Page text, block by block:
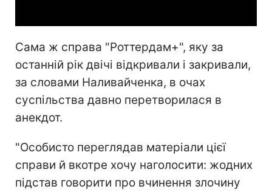
Сама ж справа "Роттердам+", яку за
останній рік двічі відкривали і закривали,
за словами Наливайченка, в очах
суспільства давно перетворилася в
анекдот.
"Особисто переглядав матеріали цієї
справи й вкотре хочу наголосити: жодних
підстав говорити про вчинення злочину